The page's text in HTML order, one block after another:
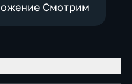
Смотрим